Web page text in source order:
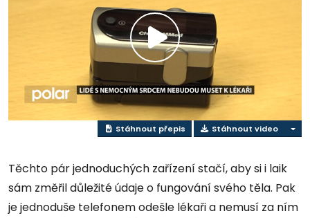
Přehrát
video
Stáhnout přepis Stáhnout video
Těchto pár jednoduchých zařízení stačí, aby si i laik
sám změřil důležité údaje o fungování svého těla. Pak
je jednoduše telefonem odešle lékaři a nemusí za ním